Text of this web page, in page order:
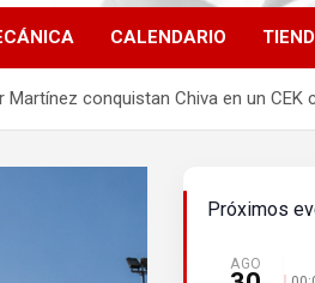
CALENDARIO
conquistan Chiva en un
Próximos
AGO